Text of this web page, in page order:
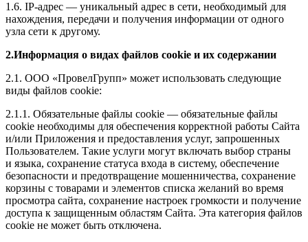
1.6. IP-адрес — уникальный адрес в сети, необходимый для
нахождения, передачи и получения информации от одного
узла сети к другому.
2.Информация о видах файлов cookie и их содержании
2.1. ООО «ПровелГрупп» может использовать следующие
виды файлов cookie:
2.1.1. Обязательные файлы cookie — обязательные файлы
cookie необходимы для обеспечения корректной работы Сайта
и/или Приложения и предоставления услуг, запрошенных
Пользователем. Такие услуги могут включать выбор страны
и языка, сохранение статуса входа в систему, обеспечение
безопасности и предотвращение мошенничества, сохранение
корзины с товарами и элементов списка желаний во время
просмотра сайта, сохранение настроек громкости и получение
доступа к защищенным областям Сайта. Эта категория файлов
cookie не может быть отключена.